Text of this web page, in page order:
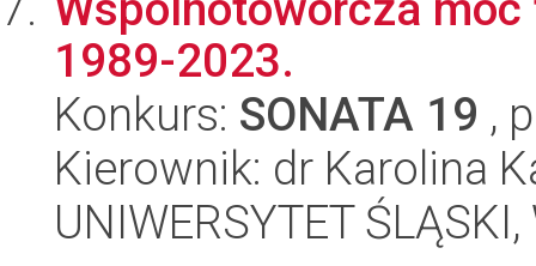
1989-2023.
Konkurs: SONATA 19 ,
Kierownik: dr Karolina
UNIWERSYTET